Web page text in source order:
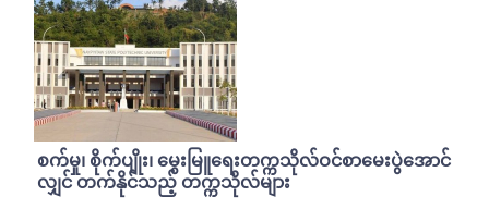
စက်မှု၊ စိုက်ပျိုး၊ မွေးမြူရေးတက္ကသိုလ်ဝင်စာမေးပွဲအောင်
လျှင် တက်နိုင်သည့် တက္ကသိုလ်များ